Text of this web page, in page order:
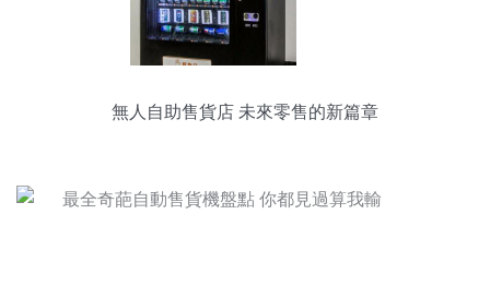
無人自助售貨店 未來零售的新篇章